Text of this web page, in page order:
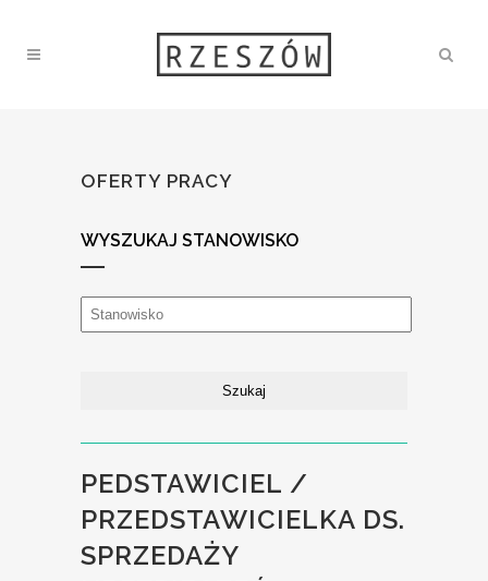
OFERTY PRACY
WYSZUKAJ STANOWISKO
PEDSTAWICIEL /
PRZEDSTAWICIELKA DS.
SPRZEDAŻY